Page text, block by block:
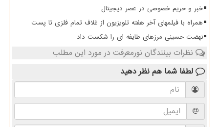
خبر و حریم خصوصی در عصر دیجیتال
همراه با فیلمهای آخر هفته تلویزیون از غلاف تمام فلزی تا پست
نهضت حسینی مرزهای طایفه ای را شکست داد
نظرات بینندگان نورمعرفت در مورد این مطلب
لطفا شما هم نظر دهید